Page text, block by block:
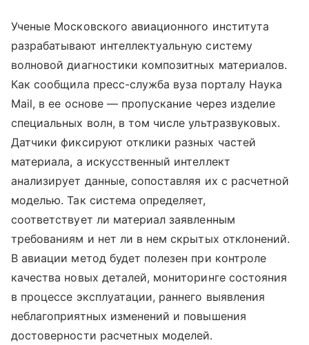
Ученые Московского авиационного института
разрабатывают интеллектуальную систему
волновой диагностики композитных материалов.
Как сообщила пресс-служба вуза порталу Наука
Mail, в ее основе — пропускание через изделие
специальных волн, в том числе ультразвуковых.
Датчики фиксируют отклики разных частей
материала, а искусственный интеллект
анализирует данные, сопоставляя их с расчетной
моделью. Так система определяет,
соответствует ли материал заявленным
требованиям и нет ли в нем скрытых отклонений.
В авиации метод будет полезен при контроле
качества новых деталей, мониторинге состояния
в процессе эксплуатации, раннего выявления
неблагоприятных изменений и повышения
достоверности расчетных моделей.